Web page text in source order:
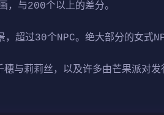
，与200个以上的差分。
超过30个NPC。绝大部分的女式
穗与莉莉丝，以及许多由芒果派对